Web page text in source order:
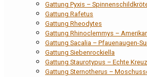
Gattung Pyxis –
Gattung Rafetus
Gattung Rheodytes
Gattung Rhinoclemmys –
Gattung Sacalia – Pfauenaugen-
Gattung Siebenrockiella
Gattung Staurotypus – Echte
Gattung Sternotherus –